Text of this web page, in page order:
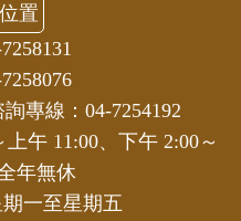
置
專線：04-7254192
午 11:00、下午 2:00～
年無休
期一至星期五